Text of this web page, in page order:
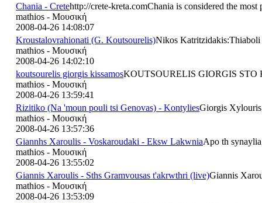
Chania - Cretehttp://crete-kreta.comChania is considered the
mathios - Μουσική
2008-04-26 14:08:07
Kroustalovrahionati (G. Koutsourelis)Nikos
mathios - Μουσική
2008-04-26 14:02:10
koutsourelis giorgis kissamosKOUTSOURELIS GIORGIS
mathios - Μουσική
2008-04-26 13:59:41
Rizitiko (Na 'moun pouli tsi Genovas) - KontyliesGiorgis
mathios - Μουσική
2008-04-26 13:57:36
Giannhs Xaroulis - Voskaroudaki - Eksw LakwniaApo th
mathios - Μουσική
2008-04-26 13:55:02
Giannis Xaroulis - Sths Gramvousas t'akrwthri (live)Giannis
mathios - Μουσική
2008-04-26 13:53:09